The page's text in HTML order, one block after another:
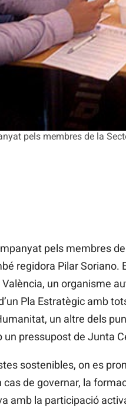
pels membres de la
pels membres
regidora Pilar
un organisme
Pla Estratègic amb
un altre dels
un pressupost de Junta
sostenibles, on es
de governar, la
amb la participació